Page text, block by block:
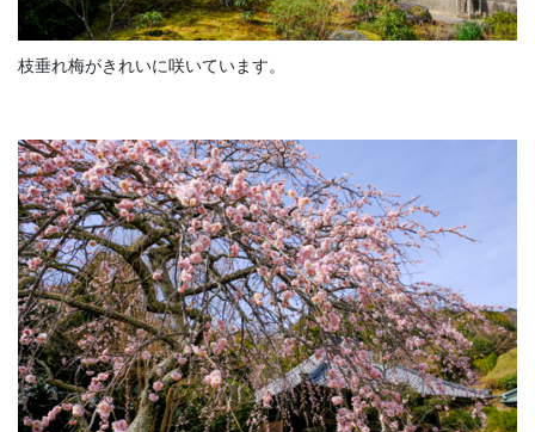
枝垂れ梅がきれいに咲いています。